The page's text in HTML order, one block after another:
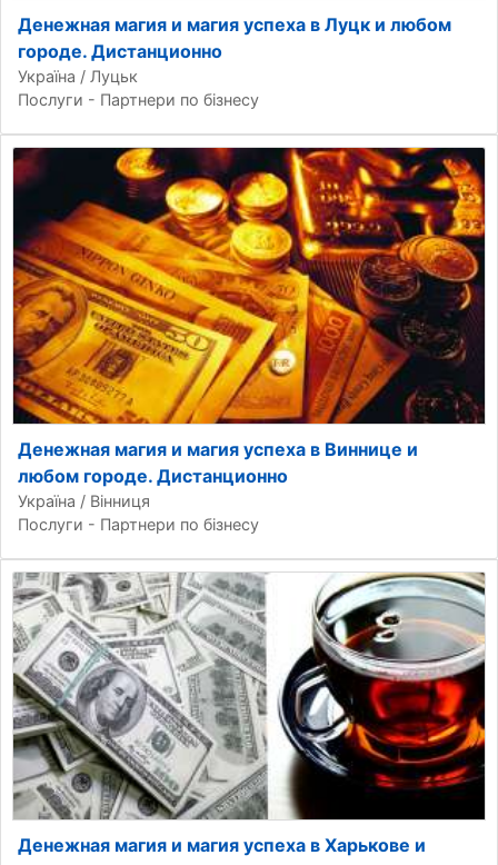
Денежная магия и магия успеха в Луцк и любом
городе. Дистанционно
Україна / Луцьк
Послуги - Партнери по бізнесу
Денежная магия и магия успеха в Виннице и
любом городе. Дистанционно
Україна / Вінниця
Послуги - Партнери по бізнесу
Денежная магия и магия успеха в Харькове и